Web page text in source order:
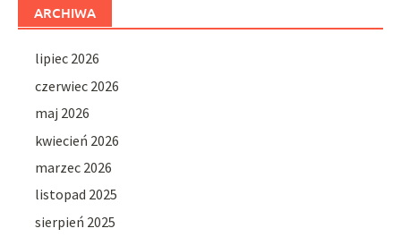
ARCHIWA
lipiec 2026
czerwiec 2026
maj 2026
kwiecień 2026
marzec 2026
listopad 2025
sierpień 2025